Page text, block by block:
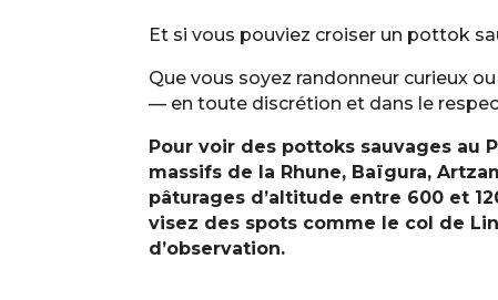
Et si vous pouviez croiser un pottok
Que vous soyez randonneur curieux
— en toute discrétion et dans le
Pour voir des pottoks sauvages au
massifs de la Rhune, Baïgura,
pâturages d’altitude entre 600 et
visez des spots comme le col de
d’observation.